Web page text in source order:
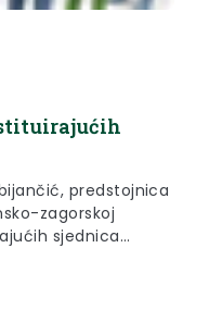
predstojnica
zagorskoj
sjednica
skupštine